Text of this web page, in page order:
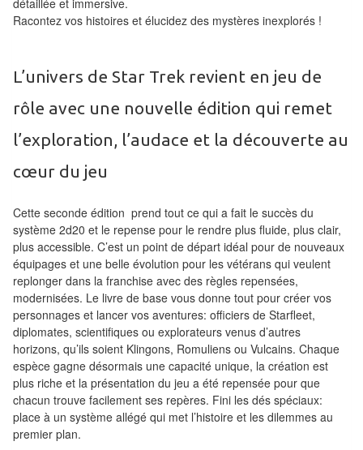
Pour
les
Pour
la
famille
Pour
initiés
Pour
les
experts
En
solitaire
Pour
2
Joueurs
Racontez vos histoires et élucidez des mystères inexplorés !
L’univers de Star Trek revient en jeu de
rôle avec une nouvelle édition qui remet
l’exploration, l’audace et la découverte au
cœur du jeu
Cette seconde édition prend tout ce qui a fait le succès du
système 2d20 et le repense pour le rendre plus fluide, plus clair,
plus accessible. C’est un point de départ idéal pour de nouveaux
équipages et une belle évolution pour les vétérans qui veulent
replonger dans la franchise avec des règles repensées,
modernisées. Le livre de base vous donne tout pour créer vos
personnages et lancer vos aventures: officiers de Starfleet,
diplomates, scientifiques ou explorateurs venus d’autres
horizons, qu’ils soient Klingons, Romuliens ou Vulcains. Chaque
espèce gagne désormais une capacité unique, la création est
plus riche et la présentation du jeu a été repensée pour que
chacun trouve facilement ses repères. Fini les dés spéciaux:
place à un système allégé qui met l’histoire et les dilemmes au
premier plan.